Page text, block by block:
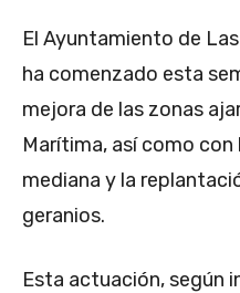
El Ayuntamiento de
ha comenzado esta
mejora de las zonas
Marítima, así como
mediana y la
geranios.
Esta actuación, según